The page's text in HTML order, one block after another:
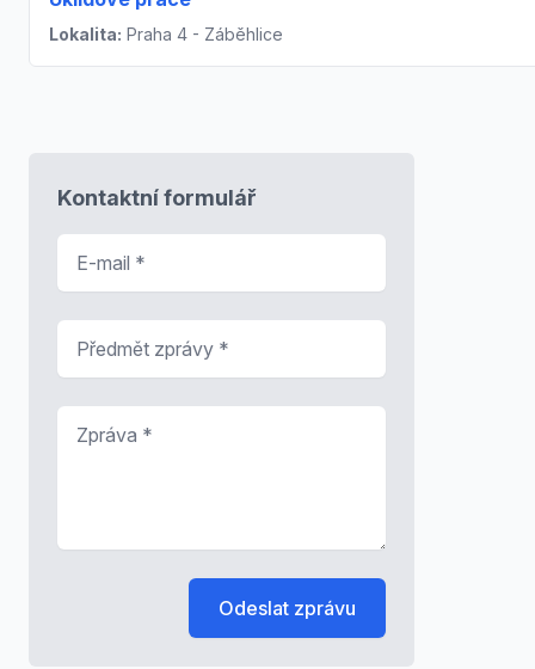
Lokalita: Praha 4 - Záběhlice
Kontaktní formulář
Odeslat zprávu